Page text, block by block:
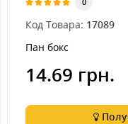
Код Товара: 17089
Пан бокс
14.69 грн.